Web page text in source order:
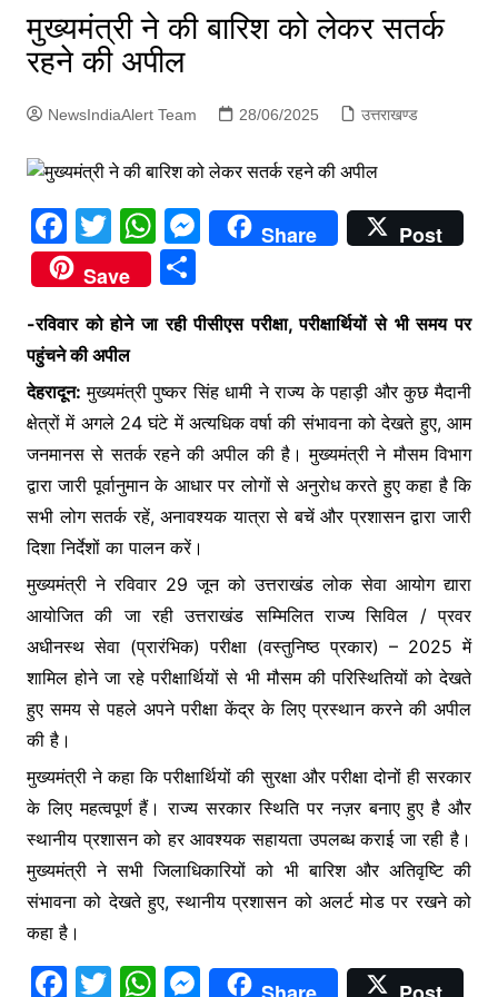
मुख्यमंत्री ने की बारिश को लेकर सतर्क
रहने की अपील
NewsIndiaAlert Team 28/06/2025 उत्तराखण्ड
F
a
c
e
b
o
o
k
T
w
itt
er
W
h
at
s
p
p
M
e
s
n
g
er
Share
Post
Save
S
ar
e
-रविवार को होने जा रही पीसीएस परीक्षा, परीक्षार्थियों से भी समय पर
पहुंचने की अपील
देहरादून:मुख्यमंत्री पुष्कर सिंह धामी ने राज्य के पहाड़ी और कुछ मैदानी
क्षेत्रों में अगले 24 घंटे में अत्यधिक वर्षा की संभावना को देखते हुए, आम
जनमानस से सतर्क रहने की अपील की है। मुख्यमंत्री ने मौसम विभाग
द्वारा जारी पूर्वानुमान के आधार पर लोगों से अनुरोध करते हुए कहा है कि
सभी लोग सतर्क रहें, अनावश्यक यात्रा से बचें और प्रशासन द्वारा जारी
दिशा निर्देशों का पालन करें।
मुख्यमंत्री ने रविवार 29 जून को उत्तराखंड लोक सेवा आयोग द्यारा
आयोजित की जा रही उत्तराखंड सम्मिलित राज्य सिविल / प्रवर
अधीनस्थ सेवा (प्रारंभिक) परीक्षा (वस्तुनिष्ठ प्रकार) – 2025 में
शामिल होने जा रहे परीक्षार्थियों से भी मौसम की परिस्थितियों को देखते
हुए समय से पहले अपने परीक्षा केंद्र के लिए प्रस्थान करने की अपील
की है।
मुख्यमंत्री ने कहा कि परीक्षार्थियों की सुरक्षा और परीक्षा दोनों ही सरकार
के लिए महत्वपूर्ण हैं। राज्य सरकार स्थिति पर नज़र बनाए हुए है और
स्थानीय प्रशासन को हर आवश्यक सहायता उपलब्ध कराई जा रही है।
मुख्यमंत्री ने सभी जिलाधिकारियों को भी बारिश और अतिवृष्टि की
संभावना को देखते हुए, स्थानीय प्रशासन को अलर्ट मोड पर रखने को
कहा है।
F T W M